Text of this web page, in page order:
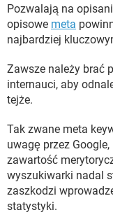
Pozwalają na
opisowe meta
najbardziej
Zawsze należy brać
internauci, aby
tejże.
Tak zwane meta
uwagę przez
zawartość
wyszukiwarki nadal
zaszkodzi
statystyki.